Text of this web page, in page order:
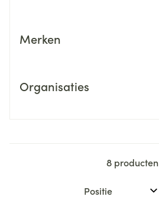
Merken
Organisaties
8 producten
Sorteer op: